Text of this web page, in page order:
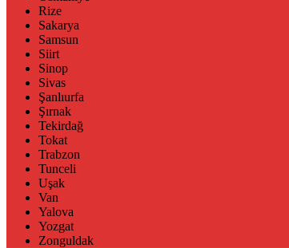
Rize
Sakarya
Samsun
Siirt
Sinop
Sivas
Şanlıurfa
Şırnak
Tekirdağ
Tokat
Trabzon
Tunceli
Uşak
Van
Yalova
Yozgat
Zonguldak